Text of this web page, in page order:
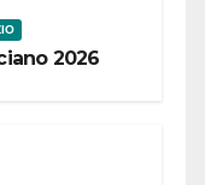
2026